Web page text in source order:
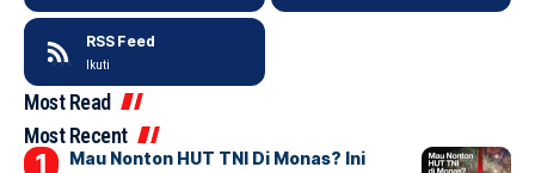
RSS Feed
Ikuti
Most Read
Most Recent
Mau Nonton HUT TNI Di Monas? Ini